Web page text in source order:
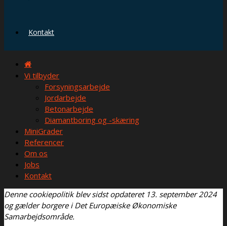
Kontakt
Vi tilbyder
Forsyningsarbejde
Jordarbejde
Betonarbejde
Diamantboring og -skæring
MiniGrader
Referencer
Om os
Jobs
Kontakt
Denne cookiepolitik blev sidst opdateret 13. september 2024
og gælder borgere i Det Europæiske Økonomiske
Samarbejdsområde.